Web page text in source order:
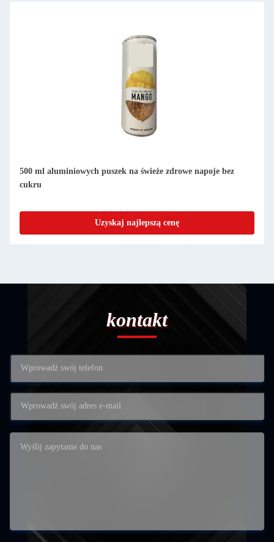
500 ml aluminiowych puszek na świeże zdrowe napoje bez
cukru
Uzyskaj najlepszą cenę
kontakt